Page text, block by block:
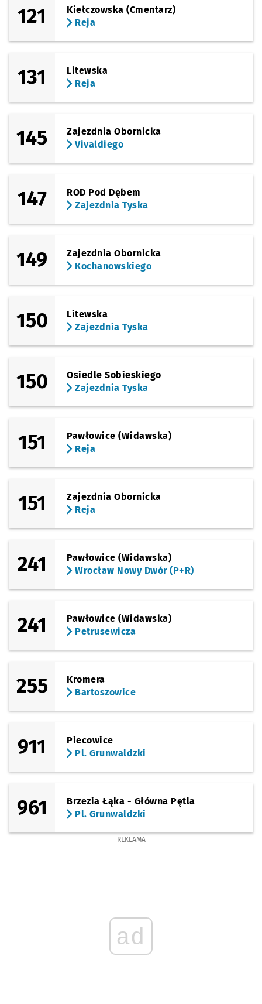
Pl. Grunwaldzki
Reja Sprawdź
Reja
121
Kiełczowska (Cmentarz)
Reja
131
Litewska
Reja
145
Zajezdnia Obornicka
Vivaldiego
147
ROD Pod Dębem
Zajezdnia Tyska
149
Zajezdnia Obornicka
Kochanowskiego
150
Litewska
Zajezdnia Tyska
150
Osiedle Sobieskiego
Zajezdnia Tyska
151
Pawłowice (Widawska)
Reja
151
Zajezdnia Obornicka
Reja
241
Pawłowice (Widawska)
Wrocław Nowy Dwór (P+R)
241
Pawłowice (Widawska)
Petrusewicza
255
Kromera
Bartoszowice
911
Piecowice
Pl. Grunwaldzki
961
Brzezia Łąka - Główna Pętla
Pl. Grunwaldzki
REKLAMA
ad